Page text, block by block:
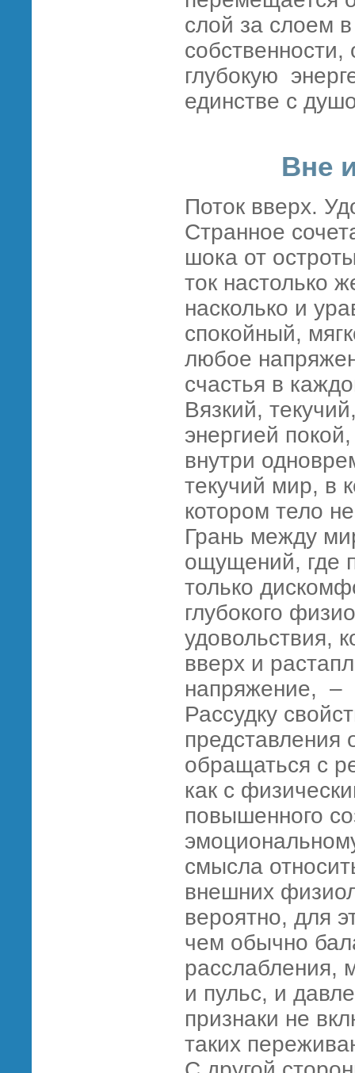
слой за слоем
глубокую
единстве с
Вне
Поток вверх.
Странное
шока от
ток настолько
насколько и
спокойный,
любое
счастья в
Вязкий,
энергией
внутри
текучий мир, в
котором тело
Грань между
ощущений, где
только
глубокого
удовольствия,
вверх и
напряжение, –
Рассудку
представления
обращаться с
как с
повышенного
смысла
внешних
вероятно, для
чем обычно
расслабления,
и пульс, и
признаки не
таких